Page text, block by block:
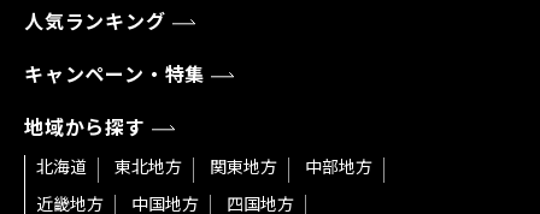
人気ランキング
キャンペーン・特集
地域から探す
北海道 東北地方 関東地方
中部地方
近畿地方
中国地方
四国地方